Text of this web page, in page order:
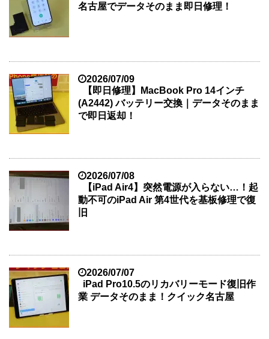
名古屋でデータそのまま即日修理！
2026/07/09
【即日修理】MacBook Pro 14インチ
(A2442) バッテリー交換｜データそのまま
で即日返却！
2026/07/08
【iPad Air4】突然電源が入らない…！起
動不可のiPad Air 第4世代を基板修理で復
旧
2026/07/07
iPad Pro10.5のリカバリーモード復旧作
業 データそのまま！クイック名古屋